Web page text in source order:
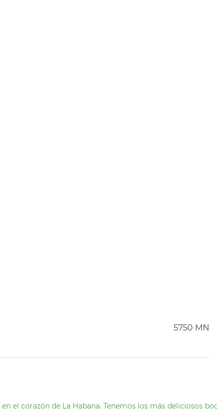
5750 MN
el corazón de La Habana. Tenemos los más deliciosos